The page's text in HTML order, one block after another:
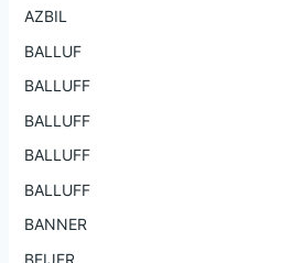
AZBIL
BALLUF
BALLUFF
BALLUFF
BALLUFF
BALLUFF
BANNER
BEIJER